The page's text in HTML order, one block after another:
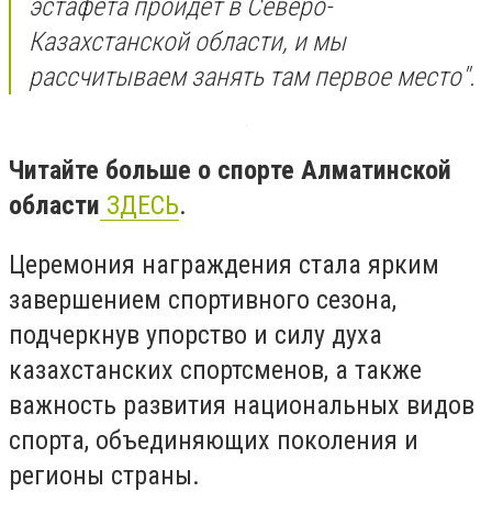
эстафета пройдет в Северо-
Казахстанской области, и мы
рассчитываем занять там первое место".
Читайте больше о спорте Алматинской
области ЗДЕСЬ.
Церемония награждения стала ярким
завершением спортивного сезона,
подчеркнув упорство и силу духа
казахстанских спортсменов, а также
важность развития национальных видов
спорта, объединяющих поколения и
регионы страны.